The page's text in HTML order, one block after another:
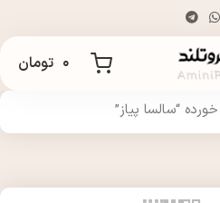
۰ تومان
“سالسا پیاز”